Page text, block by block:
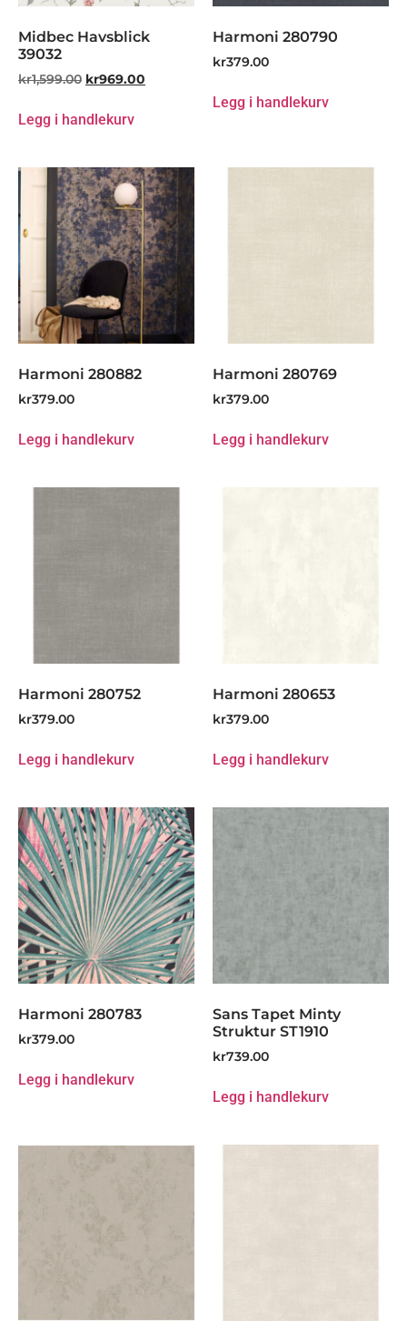
Midbec Havsblick
39032
kr1,599.00 kr969.00
Legg i handlekurv
Harmoni 280790
kr379.00
Legg i handlekurv
Harmoni 280882
kr379.00
Legg i handlekurv
Harmoni 280769
kr379.00
Legg i handlekurv
Harmoni 280752
kr379.00
Legg i handlekurv
Harmoni 280653
kr379.00
Legg i handlekurv
Harmoni 280783
kr379.00
Legg i handlekurv
Sans Tapet Minty
Struktur ST1910
kr739.00
Legg i handlekurv